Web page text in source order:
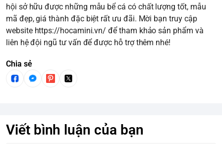
hội sở hữu được những mẫu bể cá có chất lượng tốt, mẫu
mã đẹp, giá thành đặc biệt rất ưu đãi. Mời bạn truy cập
website https://hocamini.vn/ để tham khảo sản phẩm và
liên hệ đội ngũ tư vấn để được hỗ trợ thêm nhé!
Chia sẻ
Viết bình luận của bạn